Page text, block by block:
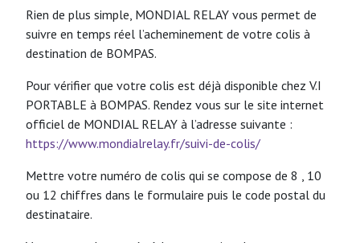
Rien de plus simple, MONDIAL RELAY vous permet de
suivre en temps réel l’acheminement de votre colis à
destination de BOMPAS.
Pour vérifier que votre colis est déjà disponible chez V.I
PORTABLE à BOMPAS. Rendez vous sur le site internet
officiel de MONDIAL RELAY à l’adresse suivante :
https://www.mondialrelay.fr/suivi-de-colis/
Mettre votre numéro de colis qui se compose de 8 , 10
ou 12 chiffres dans le formulaire puis le code postal du
destinataire.